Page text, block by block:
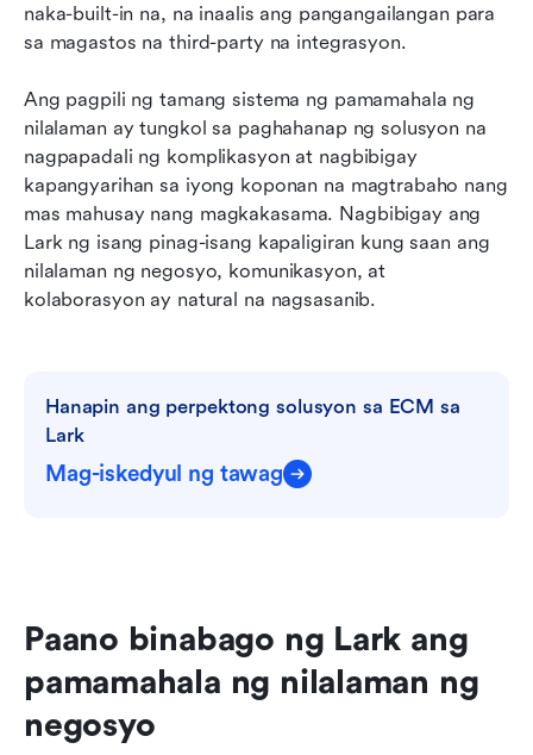
naka-built-in na, na inaalis ang pangangailangan para
sa magastos na third-party na integrasyon.
Ang pagpili ng tamang sistema ng pamamahala ng
nilalaman ay tungkol sa paghahanap ng solusyon na
nagpapadali ng komplikasyon at nagbibigay
kapangyarihan sa iyong koponan na magtrabaho nang
mas mahusay nang magkakasama. Nagbibigay ang
Lark ng isang pinag-isang kapaligiran kung saan ang
nilalaman ng negosyo, komunikasyon, at
kolaborasyon ay natural na nagsasanib.
Hanapin ang perpektong solusyon sa ECM sa
Lark
Mag-iskedyul ng tawag
Paano binabago ng Lark ang
pamamahala ng nilalaman ng
negosyo